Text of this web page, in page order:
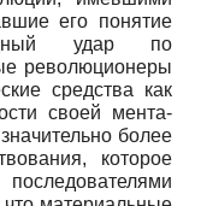
его понятие
удар по
революционеры
средства как
своей мента-
более
которое